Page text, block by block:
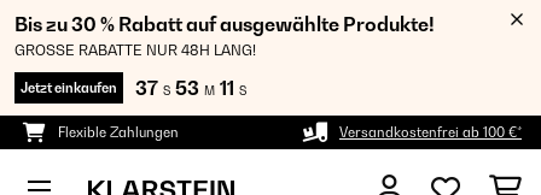
Bis zu 30 % Rabatt auf ausgewählte Produkte!
GROSSE RABATTE NUR 48H LANG!
Jetzt einkaufen 37 S 53 M 11 S
Flexible Zahlungen Versandkostenfrei ab 100 €*